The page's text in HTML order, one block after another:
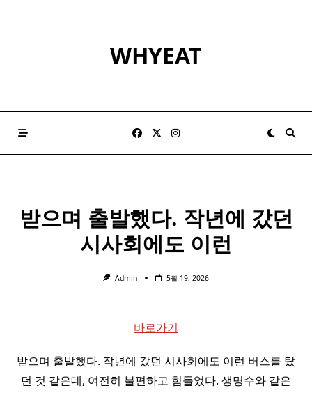
WHYEAT
받으며 출발했다. 작년에 갔던
시사회에도 이런
Admin 5월 19, 2026
바로가기
받으며 출발했다. 작년에 갔던 시사회에도 이런 버스를 탔
던 것 같은데, 여전히 불편하고 힘들었다. 생명수와 같은